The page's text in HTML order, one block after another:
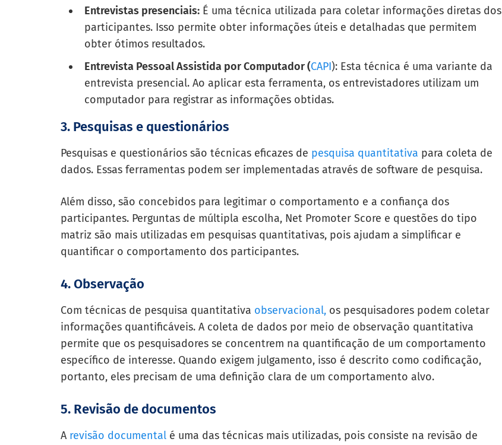
Entrevistas presenciais: É uma técnica utilizada para coletar informações diretas dos
participantes. Isso permite obter informações úteis e detalhadas que permitem
obter ótimos resultados.
Entrevista Pessoal Assistida por Computador (CAPI): Esta técnica é uma variante da
entrevista presencial. Ao aplicar esta ferramenta, os entrevistadores utilizam um
computador para registrar as informações obtidas.
3. Pesquisas e questionários
Pesquisas e questionários são técnicas eficazes de pesquisa quantitativa para coleta de
dados. Essas ferramentas podem ser implementadas através de software de pesquisa.
Além disso, são concebidos para legitimar o comportamento e a confiança dos
participantes. Perguntas de múltipla escolha, Net Promoter Score e questões do tipo
matriz são mais utilizadas em pesquisas quantitativas, pois ajudam a simplificar e
quantificar o comportamento dos participantes.
4. Observação
Com técnicas de pesquisa quantitativa observacional, os pesquisadores podem coletar
informações quantificáveis. A coleta de dados por meio de observação quantitativa
permite que os pesquisadores se concentrem na quantificação de um comportamento
específico de interesse. Quando exigem julgamento, isso é descrito como codificação,
portanto, eles precisam de uma definição clara de um comportamento alvo.
5. Revisão de documentos
A revisão documental é uma das técnicas mais utilizadas, pois consiste na revisão de